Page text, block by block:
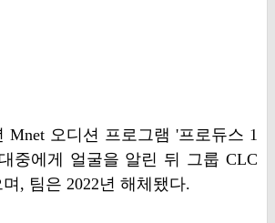
Mnet 오디션 프로그램 '프로듀스 1
중에게 얼굴을 알린 뒤 그룹 CLC
, 팀은 2022년 해체됐다.